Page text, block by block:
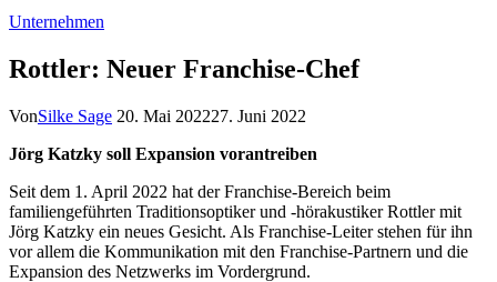
Unternehmen
Rottler: Neuer Franchise-Chef
VonSilke Sage 20. Mai 202227. Juni 2022
Jörg Katzky soll Expansion vorantreiben
Seit dem 1. April 2022 hat der Franchise-Bereich beim
familiengeführten Traditionsoptiker und -hörakustiker Rottler mit
Jörg Katzky ein neues Gesicht. Als Franchise-Leiter stehen für ihn
vor allem die Kommunikation mit den Franchise-Partnern und die
Expansion des Netzwerks im Vordergrund.